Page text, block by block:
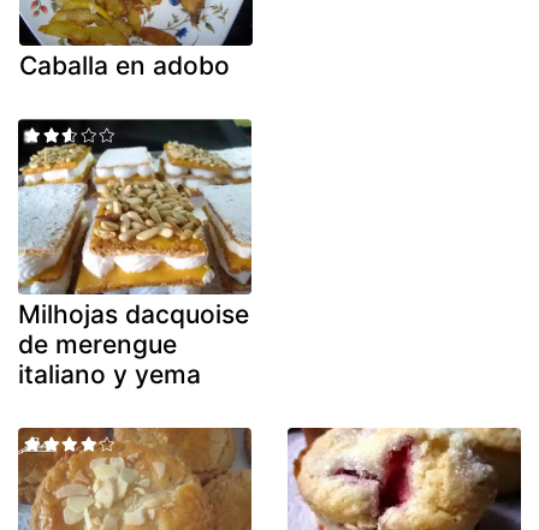
Caballa en adobo
Milhojas dacquoise
de merengue
italiano y yema